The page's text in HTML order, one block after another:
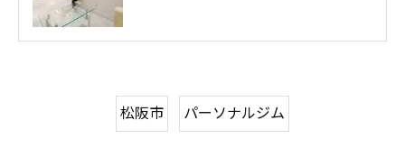
松阪市 パーソナルジム